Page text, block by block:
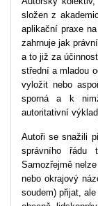
složen z
aplikační praxe
zahrnuje jak
a to již za
střední a mladou
vyložit nebo
sporná a k
autoritativní
Autoři se snažili
správního
Samozřejmě
nebo okrajový
soudem) přijat,